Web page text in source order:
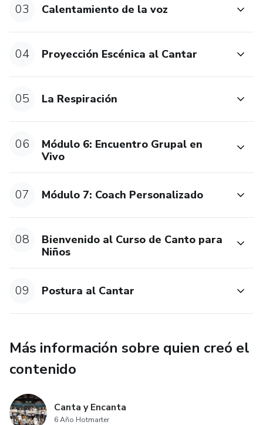
Informes: http://www.colombiacanta.o
03 Calentamiento de la voz
04 Proyección Escénica al Cantar
05 La Respiración
06
Módulo 6: Encuentro Grupal en
Vivo
07 Módulo 7: Coach Personalizado
08
Bienvenido al Curso de Canto para
Niños
09 Postura al Cantar
Más información sobre quien creó el
contenido
Canta y Encanta
6 Año Hotmarter